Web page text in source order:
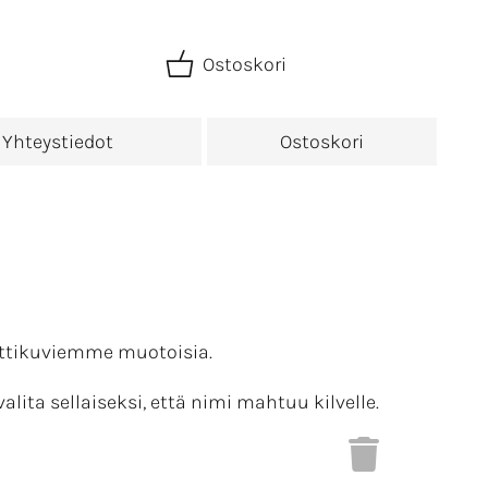
Ostoskori
Yhteystiedot Ostoskori
muotoisia.
sellaiseksi, että nimi mahtuu kilvelle.